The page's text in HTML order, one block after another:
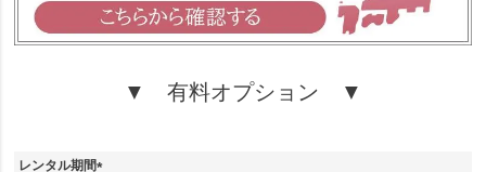
▼ 有料オプション ▼
レンタル期間